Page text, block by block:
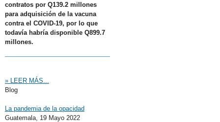
contratos por Q139.2 millones
para adquisición de la vacuna
contra el COVID-19, por lo que
todavía habría disponible Q899.7
millones.
» LEER MÁS...
Blog
La pandemia de la opacidad
Guatemala, 19 Mayo 2022